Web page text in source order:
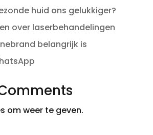
huid ons gelukkiger?
over laserbehandelingen
belangrijk is
om weer te geven.